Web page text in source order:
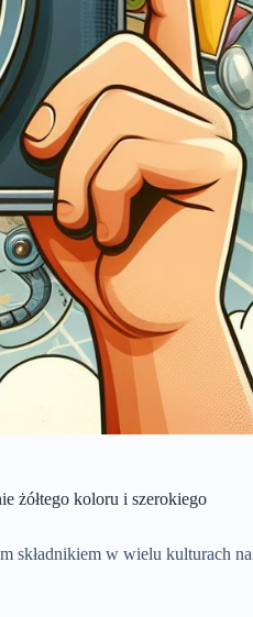
żółtego koloru i szerokiego
składnikiem w wielu kulturach na